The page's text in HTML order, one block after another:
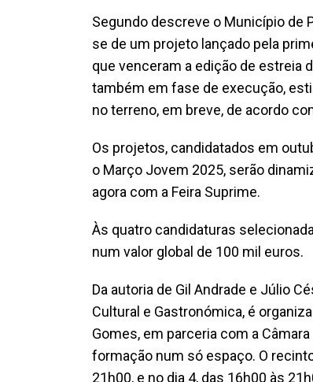
Segundo descreve o Município de
se de um projeto lançado pela
que venceram a edição de estreia
também em fase de execução,
no terreno, em breve, de acordo
Os projetos, candidatados em
o Março Jovem 2025, serão
agora com a Feira Suprime.
Às quatro candidaturas
num valor global de 100 mil euros.
Da autoria de Gil Andrade e Júlio
Cultural e Gastronómica, é
Gomes, em parceria com a
formação num só espaço. O
21h00, e no dia 4, das 16h00 às